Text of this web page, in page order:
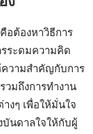
อต้องหาวิธีการ
รระดมความคิด
ความสำคัญกับการ
วมถึงการทำงาน
งๆ เพื่อให้มั่นใจ
บันดาลใจให้กับผู้